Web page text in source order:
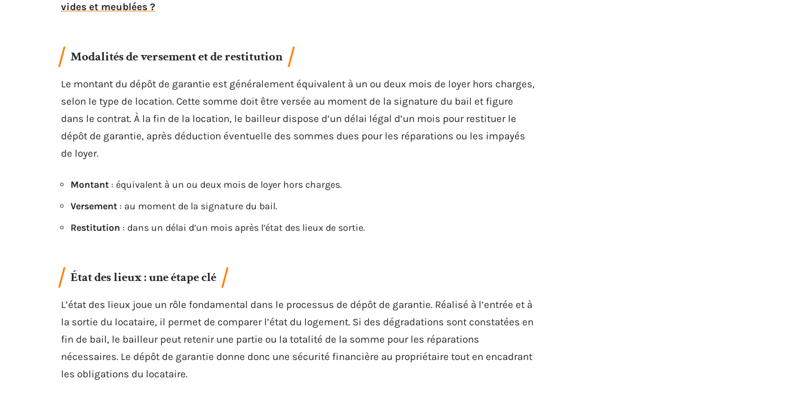
vides et meublées ?
Modalités de versement et de restitution
Le montant du dépôt de garantie est généralement équivalent à un ou deux mois de loyer hors charges,
selon le type de location. Cette somme doit être versée au moment de la signature du bail et figure
dans le contrat. À la fin de la location, le bailleur dispose d’un délai légal d’un mois pour restituer le
dépôt de garantie, après déduction éventuelle des sommes dues pour les réparations ou les impayés
de loyer.
Montant : équivalent à un ou deux mois de loyer hors charges.
Versement : au moment de la signature du bail.
Restitution : dans un délai d’un mois après l’état des lieux de sortie.
État des lieux : une étape clé
L’état des lieux joue un rôle fondamental dans le processus de dépôt de garantie. Réalisé à l’entrée et à
la sortie du locataire, il permet de comparer l’état du logement. Si des dégradations sont constatées en
fin de bail, le bailleur peut retenir une partie ou la totalité de la somme pour les réparations
nécessaires. Le dépôt de garantie donne donc une sécurité financière au propriétaire tout en encadrant
les obligations du locataire.